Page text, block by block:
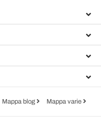
Mappa blog Mappa varie